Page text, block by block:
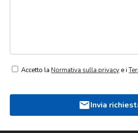
Accetto la Normativa sulla privacye i
mailInvia